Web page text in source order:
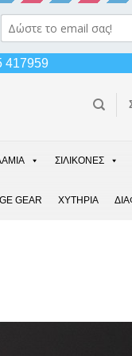
417959
ΣΙΛΙΚΟΝΕΣ
GEAR ΧΥΤΗΡΙΑ